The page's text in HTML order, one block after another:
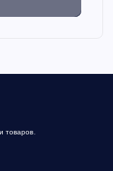
товаров.